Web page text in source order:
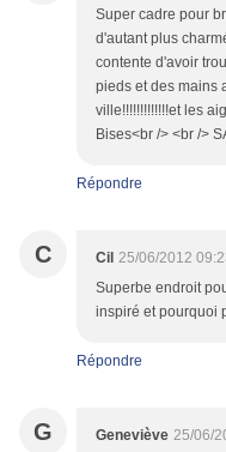
Super cadre pour
d'autant plus
contente d'avoir
pieds et des mains
ville!!!!!!!!!!!!!et les
Bises<br /> <br />
Répondre
C Cil 25/06/2012
Superbe endroit
inspiré et pourquoi
Répondre
G Geneviève 25/06/